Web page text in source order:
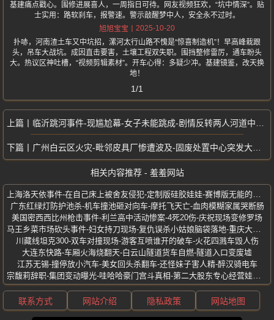
基建痛点戳心。围修进展喜人，一周指日可待。网友视频狂欢，“坑中情深”。贴
士实用：路软刹车，报警速。警示敲醒梦中人，安全永不过时。
旭旭宝宝
2025-10-20
扑哧，河南渣土车又中坑招，漯河太行山路不愧是“惊喜制造机”！早高峰栽跟
头，吊车大战坑。成因直击要害，土壤工程双失职。围挡整修雷厉，通车盼头
大。热议区神吐槽，“视频剪辑素材”。开车心得：多疑少冲。基建镜鉴，改天换
地！
1/1
临沂跳河事件-现尴尬幕-女子未能跳成-剧情反转两人河道中拉扯-河水太浅
广州白云区火灾-毗邻皮具厂惨遭波及-固废处置中心突发大火-爆炸声巨响
相关内容推荐 - 羞羞网站
上海洛天依事件-在自己床上被舍友侵犯-定制版硅胶娃娃-赛博版无能的丈夫
广东红绿灯防护池杀-机车撞池砸对向车-摩托飞天亡-血肉模糊家属哭断肠
美国密西西比州枪击事件-利兰高中活动惨案-4死20伤-庆祝现场变修罗场
马王乡菜市场砍头事件-妇女持刀现场-复仇误杀小姑娘脑袋落地-重庆大渡口
川藏线坦克300-双车对撞现场-游客互喷谁开的破车-火花四溅车毁人伤
大连东快路-车厢火海烧翻天-白云山隧道货车自燃-隧道入口变废墟
江苏无锡-撞停放小汽车-美女回头杀翻车-还怪妹子害人精-醉汉骑电车
宗馥莉辞职-集团变动曝光-哇哈哈豪门宫斗真相-第二大股东专心经营娃小宗
联系方式 网站介绍 隐私政策 网站地图